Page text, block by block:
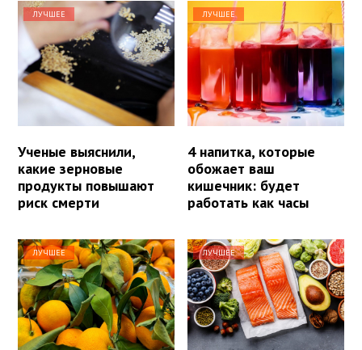
ЛУЧШЕЕ
Ученые выяснили,
какие зерновые
продукты повышают
риск смерти
ЛУЧШЕЕ
4 напитка, которые
обожает ваш
кишечник: будет
работать как часы
ЛУЧШЕЕ ЛУЧШЕЕ